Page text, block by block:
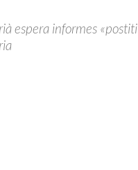
espera informes